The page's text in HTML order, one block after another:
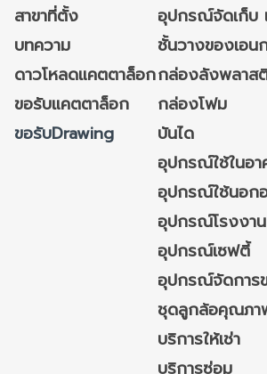
สาขาที่ตั้ง
อุปกรณ์จัดเก็บ
บทความ
ชั้นวางของเอน
ดาวโหลดแคตตาล็อกกล่องลังพลาส
ขอรับแคตตาล็อก
กล่องโฟม
ขอรับDrawing
บันได
อุปกรณ์ใช้ในอา
อุปกรณ์ใช้นอก
อุปกรณ์โรงงาน
อุปกรณ์เซฟตี้
อุปกรณ์จัดการ
ชุดลูกล้อคุณภ
บริการให้เช่า
บริการซ่อม